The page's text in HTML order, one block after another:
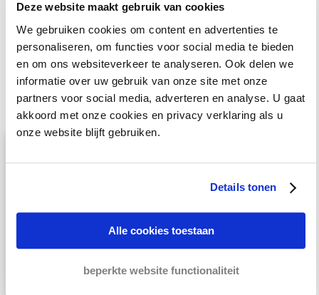
Deze website maakt gebruik van cookies
We gebruiken cookies om content en advertenties te
personaliseren, om functies voor social media te bieden
en om ons websiteverkeer te analyseren. Ook delen we
informatie over uw gebruik van onze site met onze
partners voor social media, adverteren en analyse. U gaat
akkoord met onze cookies en privacy verklaring als u
onze website blijft gebruiken.
Details tonen
Alle cookies toestaan
beperkte website functionaliteit
Hierdoor weten zij uw debiteur snel te overtuigen om
alsnog de openstaande facturen te betalen.
Volg ons